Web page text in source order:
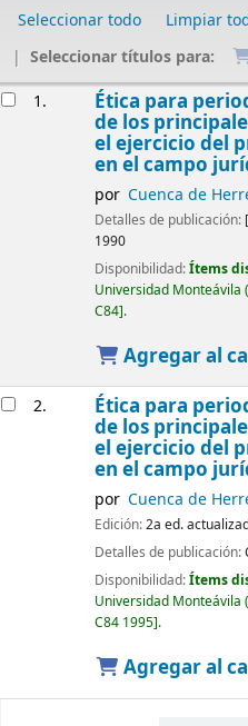
Seleccionar todo
Limpiar
Seleccionar títulos para:
1. Ética para
de los
el ejercicio del
en el campo
por Cuenca de
Detalles de publicación:
1990
Disponibilidad:Ítems
Universidad Monteávila
C84 .
Agregar al
2. Ética para
de los
el ejercicio del
en el campo
por Cuenca de
Edición:2a ed.
Detalles de publicación:
Disponibilidad:Ítems
Universidad Monteávila
C84 1995 .
Agregar al